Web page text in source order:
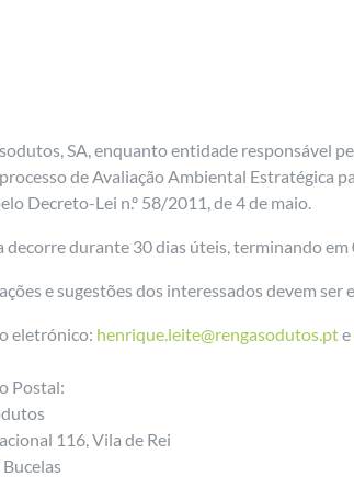
SA, enquanto entidade responsável
de Avaliação Ambiental Estratégica
Decreto-Lei n.º 58/2011, de 4 de maio.
decorre durante 30 dias úteis, terminando em
e sugestões dos interessados devem
eletrónico: henrique.leite@rengasodutos.pte
Postal:
116, Vila de Rei